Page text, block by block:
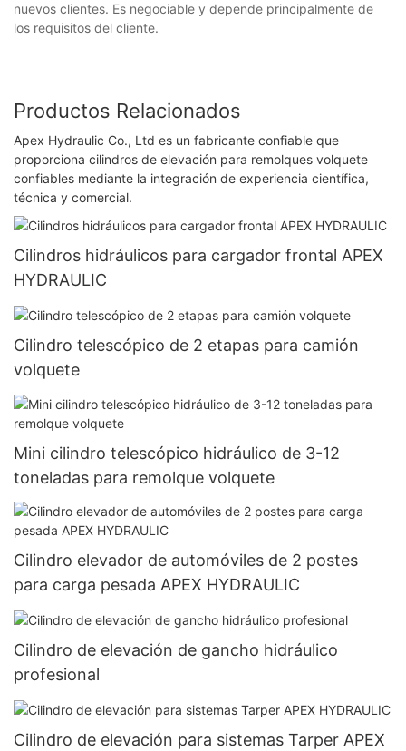
nuevos clientes. Es negociable y depende principalmente de
los requisitos del cliente.
Productos Relacionados
Apex Hydraulic Co., Ltd es un fabricante confiable que
proporciona cilindros de elevación para remolques volquete
confiables mediante la integración de experiencia científica,
técnica y comercial.
Cilindros hidráulicos para cargador frontal APEX
HYDRAULIC
Cilindro telescópico de 2 etapas para camión
volquete
Mini cilindro telescópico hidráulico de 3-12
toneladas para remolque volquete
Cilindro elevador de automóviles de 2 postes
para carga pesada APEX HYDRAULIC
Cilindro de elevación de gancho hidráulico
profesional
Cilindro de elevación para sistemas Tarper APEX